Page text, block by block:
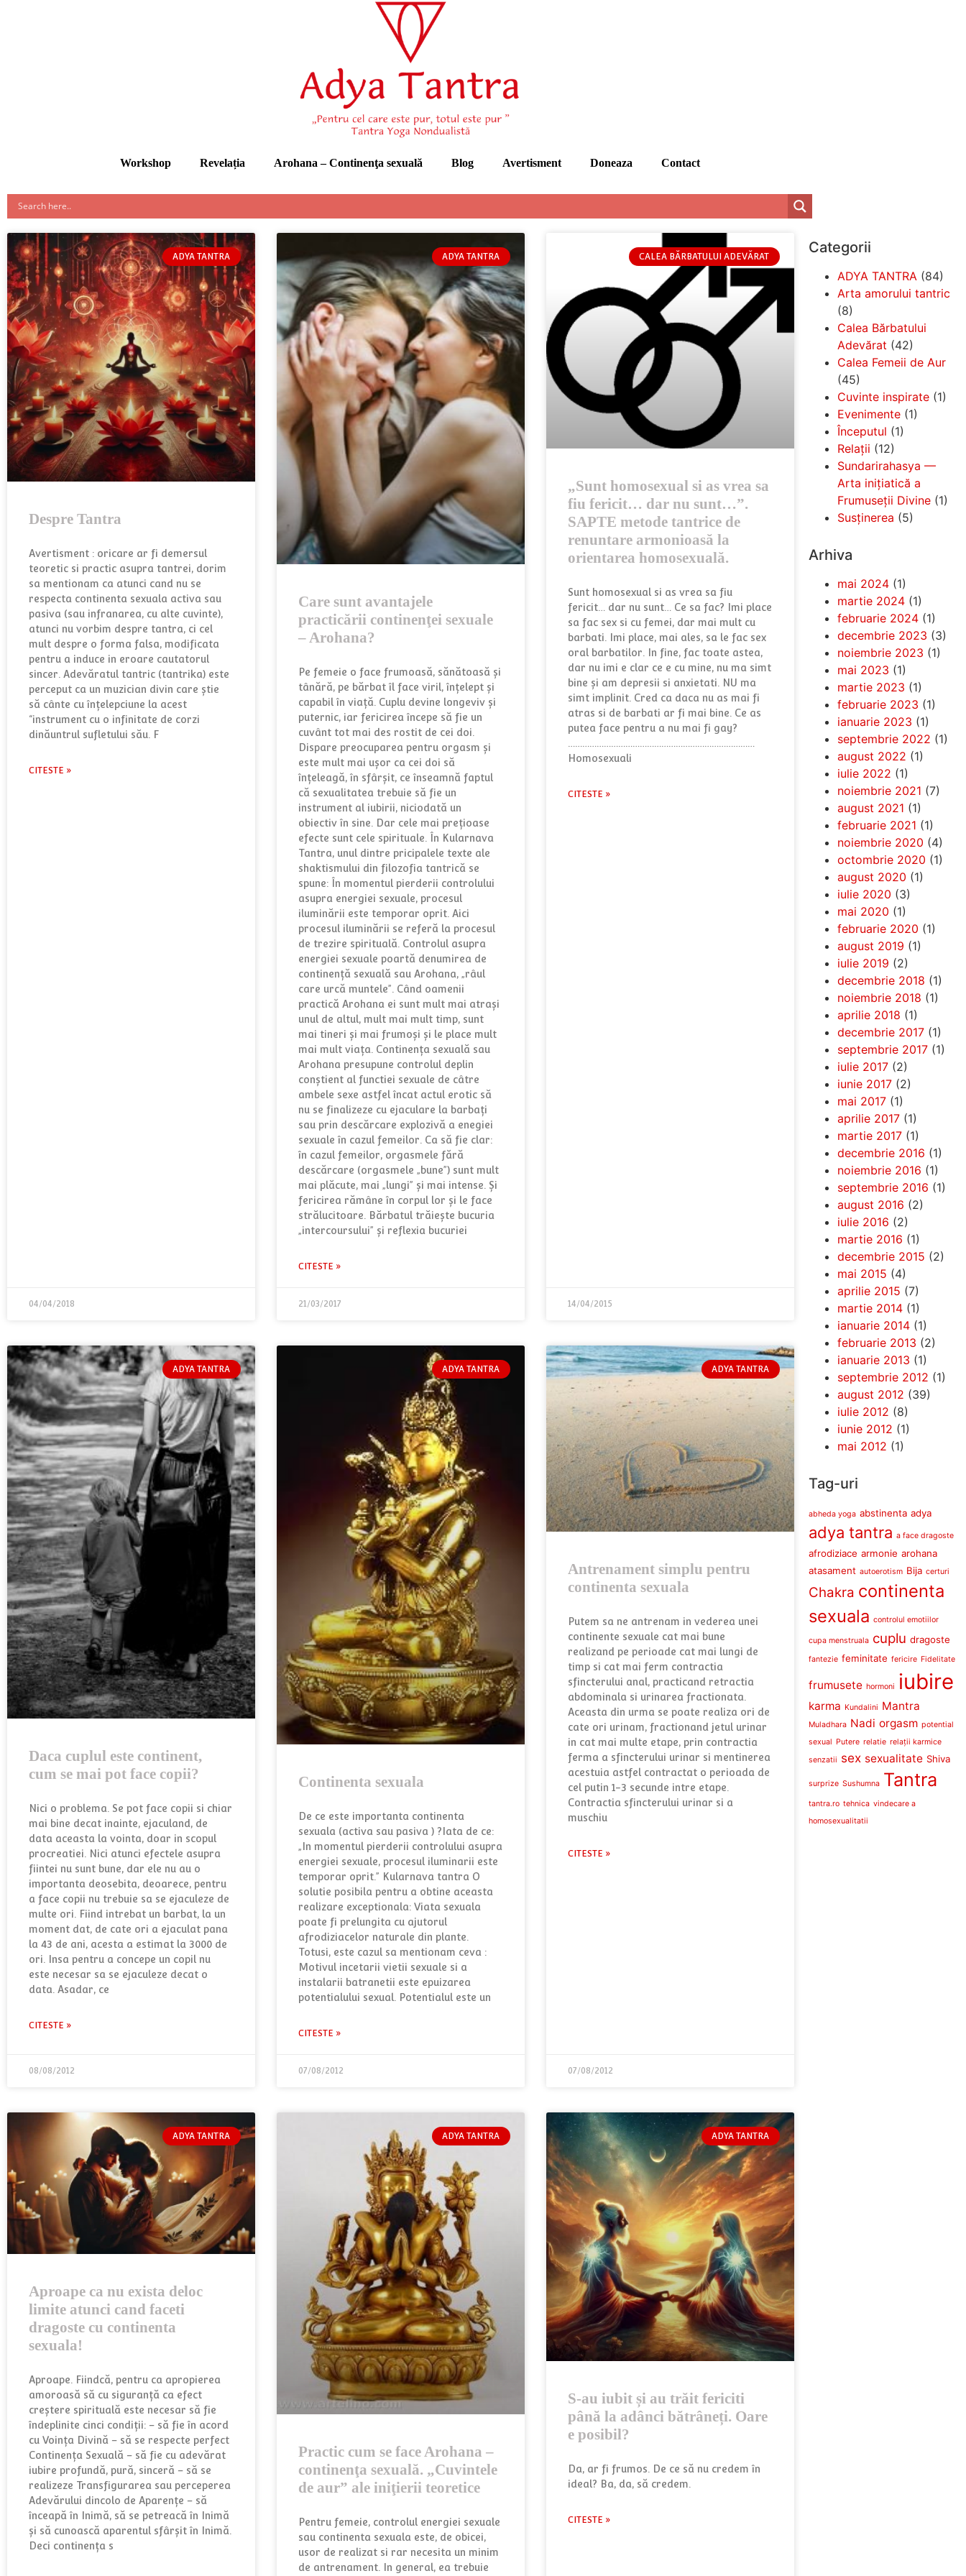
Workshop Revelația Arohana – Continenţa sexuală Blog Avertisment Doneaza Contact
ADYA TANTRA
Despre Tantra
Avertisment : oricare ar fi demersul
teoretic si practic asupra tantrei, dorim
sa mentionam ca atunci cand nu se
respecta continenta sexuala activa sau
pasiva (sau infranarea, cu alte cuvinte),
atunci nu vorbim despre tantra, ci cel
mult despre o forma falsa, modificata
pentru a induce in eroare cautatorul
sincer. Adevăratul tantric (tantrika) este
perceput ca un muzician divin care ştie
să cânte cu înţelepciune la acest
“instrument cu o infinitate de corzi
dinăuntrul sufletului său. F
CITESTE »
04/04/2018
ADYA TANTRA
Care sunt avantajele
practicării continenţei sexuale
– Arohana?
Pe femeie o face frumoasă, sănătoasă și
tânără, pe bărbat îl face viril, înțelept și
capabil în viață. Cuplu devine longeviv și
puternic, iar fericirea începe să fie un
cuvânt tot mai des rostit de cei doi.
Dispare preocuparea pentru orgasm și
este mult mai ușor ca cei doi să
înțeleagă, în sfârșit, ce înseamnă faptul
că sexualitatea trebuie să fie un
instrument al iubirii, niciodată un
obiectiv în sine. Dar cele mai prețioase
efecte sunt cele spirituale. În Kularnava
Tantra, unul dintre pricipalele texte ale
shaktismului din filozofia tantrică se
spune: În momentul pierderii controlului
asupra energiei sexuale, procesul
iluminării este temporar oprit. Aici
procesul iluminării se referă la procesul
de trezire spirituală. Controlul asupra
energiei sexuale poartă denumirea de
continenţă sexuală sau Arohana, „râul
care urcă muntele”. Când oamenii
practică Arohana ei sunt mult mai atrași
unul de altul, mult mai mult timp, sunt
mai tineri și mai frumoși și le place mult
mai mult viața. Continenţa sexuală sau
Arohana presupune controlul deplin
conştient al functiei sexuale de câtre
ambele sexe astfel încat actul erotic să
nu se finalizeze cu ejaculare la barbaţi
sau prin descărcare explozivă a enegiei
sexuale în cazul femeilor. Ca să fie clar:
în cazul femeilor, orgasmele fără
descărcare (orgasmele „bune”) sunt mult
mai plăcute, mai „lungi” și mai intense. Și
fericirea rămâne în corpul lor și le face
strălucitoare. Bărbatul trăiește bucuria
„intercoursului” și reflexia bucuriei
CITESTE »
21/03/2017
CALEA BĂRBATULUI ADEVĂRAT
„Sunt homosexual si as vrea sa
fiu fericit… dar nu sunt…”.
SAPTE metode tantrice de
renuntare armonioasă la
orientarea homosexuală.
Sunt homosexual si as vrea sa fiu
fericit… dar nu sunt… Ce sa fac? Imi place
sa fac sex si cu femei, dar mai mult cu
barbati. Imi place, mai ales, sa le fac sex
oral barbatilor. In fine, fac toate astea,
dar nu imi e clar ce e cu mine, nu ma simt
bine și am depresii si anxietati. NU ma
simt implinit. Cred ca daca nu as mai fi
atras si de barbati ar fi mai bine. Ce as
putea face pentru a nu mai fi gay?
……………………………………………………………………
Homosexuali
CITESTE »
14/04/2015
ADYA TANTRA
Daca cuplul este continent,
cum se mai pot face copii?
Nici o problema. Se pot face copii si chiar
mai bine decat inainte, ejaculand, de
data aceasta la vointa, doar in scopul
procreatiei. Nici atunci efectele asupra
fiintei nu sunt bune, dar ele nu au o
importanta deosebita, deoarece, pentru
a face copii nu trebuie sa se ejaculeze de
multe ori. Fiind intrebat un barbat, la un
moment dat, de cate ori a ejaculat pana
la 43 de ani, acesta a estimat la 3000 de
ori. Insa pentru a concepe un copil nu
este necesar sa se ejaculeze decat o
data. Asadar, ce
CITESTE »
08/08/2012
ADYA TANTRA
Continenta sexuala
De ce este importanta continenta
sexuala (activa sau pasiva ) ?Iata de ce:
„In momentul pierderii controlului asupra
energiei sexuale, procesul iluminarii este
temporar oprit.” Kularnava tantra O
solutie posibila pentru a obtine aceasta
realizare exceptionala: Viata sexuala
poate fi prelungita cu ajutorul
afrodiziacelor naturale din plante.
Totusi, este cazul sa mentionam ceva :
Motivul incetarii vietii sexuale si a
instalarii batranetii este epuizarea
potentialului sexual. Potentialul este un
CITESTE »
07/08/2012
ADYA TANTRA
Antrenament simplu pentru
continenta sexuala
Putem sa ne antrenam in vederea unei
continente sexuale cat mai bune
realizand pe perioade cat mai lungi de
timp si cat mai ferm contractia
sfincterului anal, practicand retractia
abdominala si urinarea fractionata.
Aceasta din urma se poate realiza ori de
cate ori urinam, fractionand jetul urinar
in cat mai multe etape, prin contractia
ferma a sfincterului urinar si mentinerea
acestuia astfel contractat o perioada de
cel putin 1-3 secunde intre etape.
Contractia sfincterului urinar si a
muschiu
CITESTE »
07/08/2012
ADYA TANTRA
Aproape ca nu exista deloc
limite atunci cand faceti
dragoste cu continenta
sexuala!
Aproape. Fiindcă, pentru ca apropierea
amoroasă să cu siguranţă ca efect
creştere spirituală este necesar să fie
îndeplinite cinci condiţii: – să fie în acord
cu Voința Divină – să se respecte perfect
Continența Sexuală – să fie cu adevărat
iubire profundă, pură, sinceră – să se
realizeze Transfigurarea sau perceperea
Adevărului dincolo de Aparențe – să
înceapă în Inimă, să se petreacă în Inimă
și să cunoască aparentul sfârșit în Inimă.
Deci continenţa s
ADYA TANTRA
Practic cum se face Arohana –
continenţa sexuală. „Cuvintele
de aur” ale iniţierii teoretice
Pentru femeie, controlul energiei sexuale
sau continenta sexuala este, de obicei,
usor de realizat si rar necesita un minim
de antrenament. In general, ea trebuie
ADYA TANTRA
S-au iubit și au trăit fericiti
până la adânci bătrâneți. Oare
e posibil?
Da, ar fi frumos. De ce să nu credem în
ideal? Ba, da, să credem.
CITESTE »
Categorii
ADYA TANTRA (84)
Arta amorului tantric
(8)
Calea Bărbatului
Adevărat (42)
Calea Femeii de Aur
(45)
Cuvinte inspirate(1)
Evenimente(1)
Începutul (1)
Relații (12)
Sundarirahasya —
Arta inițiatică a
Frumuseții Divine(1)
Susținerea (5)
Arhiva
mai 2024(1)
martie 2024(1)
februarie 2024(1)
decembrie 2023 (3)
noiembrie 2023 (1)
mai 2023 (1)
martie 2023 (1)
februarie 2023 (1)
ianuarie 2023 (1)
septembrie 2022 (1)
august 2022 (1)
iulie 2022 (1)
noiembrie 2021 (7)
august 2021 (1)
februarie 2021 (1)
noiembrie 2020 (4)
octombrie 2020 (1)
august 2020 (1)
iulie 2020 (3)
mai 2020 (1)
februarie 2020 (1)
august 2019 (1)
iulie 2019 (2)
decembrie 2018 (1)
noiembrie 2018 (1)
aprilie 2018 (1)
decembrie 2017(1)
septembrie 2017(1)
iulie 2017(2)
iunie 2017(2)
mai 2017(1)
aprilie 2017(1)
martie 2017(1)
decembrie 2016 (1)
noiembrie 2016 (1)
septembrie 2016 (1)
august 2016 (2)
iulie 2016 (2)
martie 2016 (1)
decembrie 2015 (2)
mai 2015 (4)
aprilie 2015 (7)
martie 2014(1)
ianuarie 2014(1)
februarie 2013 (2)
ianuarie 2013 (1)
septembrie 2012 (1)
august 2012 (39)
iulie 2012 (8)
iunie 2012 (1)
mai 2012 (1)
Tag-uri
abheda yoga abstinenta adya
adya tantra a face dragoste
afrodiziace armonie arohana
atasament autoerotism Bija certuri
Chakra continenta
sexuala controlul emotiilor
cupa menstruala cuplu dragoste
fantezie feminitate fericire Fidelitate
frumusete hormoni iubire
karma Kundalini Mantra
Muladhara Nadi orgasm potential
sexual Putere relatie relații karmice
senzatii sex sexualitate Shiva
surprize Sushumna Tantra
tantra.ro tehnica vindecare a
homosexualitatii